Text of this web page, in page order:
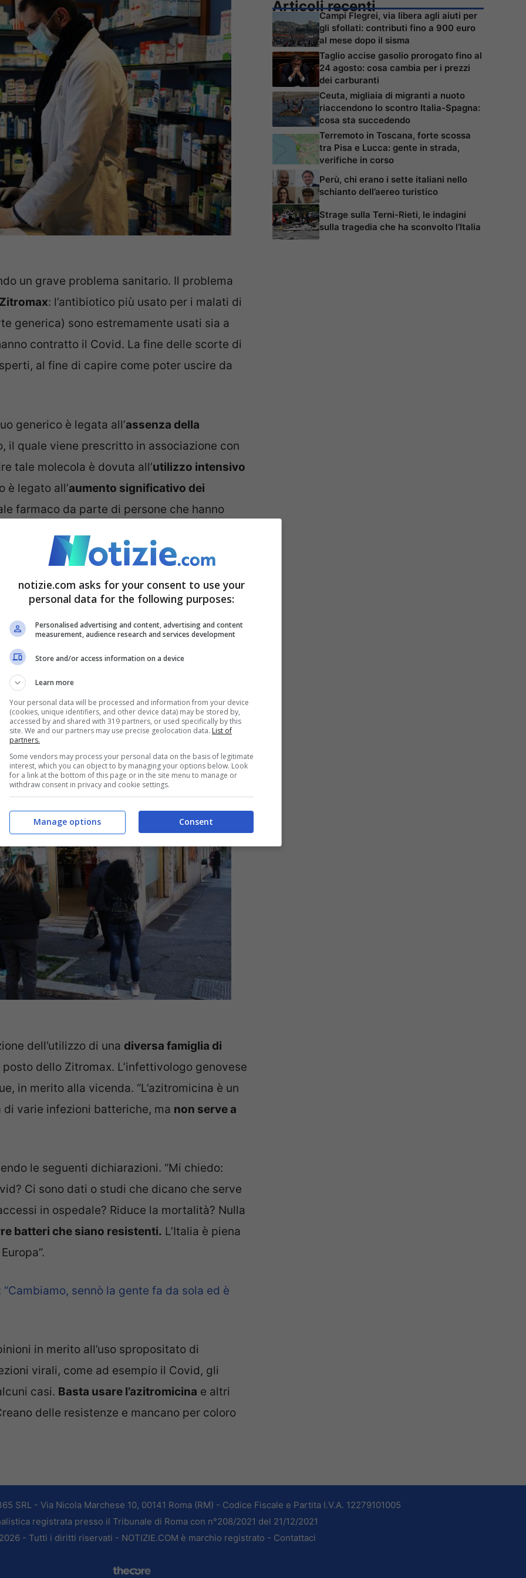
un grave problema sanitario. Il problema
: l’antibiotico più usato per i malati di
generica) sono estremamente usati sia a
contratto il Covid. La fine delle scorte di
al fine di capire come poter uscire da
generico è legata all’assenza della
il quale viene prescritto in associazione con
tale molecola è dovuta all’utilizzo intensivo
è legato all’aumento significativo dei
farmaco da parte di persone che hanno
Bassetti: idee opposte su obbligo vaccino a
sono utilizzati nella terapia contro il Covid a
dimostrato l’
a batteri, nonché come
quanto riportato ultimamente, l’
del medicinale nelle farmacie.
dell’utilizzo di una diversa famiglia di
dello Zitromax. L’infettivologo genovese
in merito alla vicenda. “L’azitromicina è un
varie infezioni batteriche, ma non serve a
le seguenti dichiarazioni. “Mi chiedo:
Ci sono dati o studi che dicano che serve
in ospedale? Riduce la mortalità? Nulla
batteri che siano resistenti. L’Italia è piena
“Cambiamo, sennò la gente fa da sola ed è
in merito all’uso spropositato di
virali, come ad esempio il Covid, gli
casi. Basta usare l’azitromicina e altri
delle resistenze e mancano per coloro
Articoli recenti
Campi Flegrei, via libera agli aiuti per
gli sfollati: contributi fino a 900 euro
al mese dopo il sisma
Taglio accise gasolio prorogato fino al
24 agosto: cosa cambia per i prezzi
dei carburanti
Ceuta, migliaia di migranti a nuoto
riaccendono lo scontro Italia-Spagna:
cosa sta succedendo
Terremoto in Toscana, forte scossa
tra Pisa e Lucca: gente in strada,
verifiche in corso
Perù, chi erano i sette italiani nello
schianto dell’aereo turistico
Strage sulla Terni-Rieti, le indagini
sulla tragedia che ha sconvolto l’Italia
SRL - Via Nicola Marchese 10, 00141 Roma (RM) - Codice Fiscale e Partita I.V.A. 12279101005
registrata presso il Tribunale di Roma con n°208/2021 del 21/12/2021
- Tutti i diritti riservati - NOTIZIE.COM è marchio registrato - Contattaci
notizie.com asks for your consent to use your
personal data for the following purposes:
Personalised advertising and content, advertising and content
measurement, audience research and services development
Store and/or access information on a device
Learn more
Your personal data will be processed and information from your device
(cookies, unique identifiers, and other device data) may be stored by,
accessed by and shared with 319 partners, or used specifically by this
site. We and our partners may use precise geolocation data. List of
partners.
Some vendors may process your personal data on the basis of legitimate
interest, which you can object to by managing your options below. Look
for a link at the bottom of this page or in the site menu to manage or
withdraw consent in privacy and cookie settings.
Consent
Manage options